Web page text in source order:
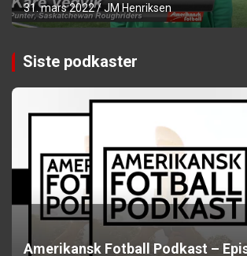
31. mars 2022 JM Henriksen
Siste podkaster
Amerikansk Fotball Podkast –